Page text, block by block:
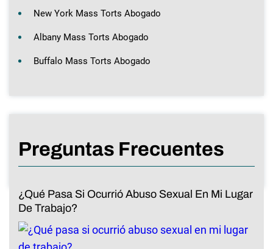
New York Mass Torts Abogado
Albany Mass Torts Abogado
Buffalo Mass Torts Abogado
Preguntas Frecuentes
¿Qué Pasa Si Ocurrió Abuso Sexual En Mi Lugar
De Trabajo?